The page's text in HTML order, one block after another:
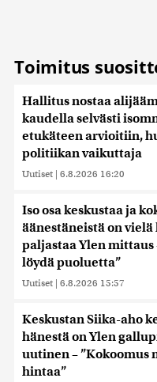
saatetaan myös siirtää
Toimitus
Hallitus nostaa
kaudella selvästi
etukäteen arvioitiin,
politiikan vaikuttaja
Uutiset | 6.8.2026 16:20
Iso osa keskustaa ja
äänestäneistä on vielä
paljastaa Ylen mittaus
löydä puoluetta”
Uutiset | 6.8.2026 15:57
Keskustan Siika-aho
hänestä on Ylen
uutinen – ”Kokoomus
hintaa”